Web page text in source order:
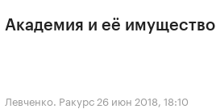
Академия и её имущество
Левченко. Ракурс 26 июн 2018, 18:10